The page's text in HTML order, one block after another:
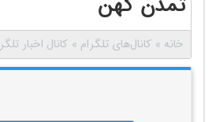
خانه » کانال‌های تلگرام » کانال اخبار